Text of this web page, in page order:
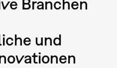
Branchen
und